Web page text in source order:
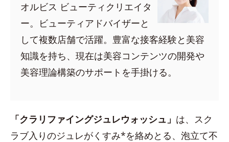
オルビス ビューティクリエイタ
ー。ビューティアドバイザーと
して複数店舗で活躍。豊富な接客経験と美容
知識を持ち、現在は美容コンテンツの開発や
美容理論構築のサポートを手掛ける。
「クラリファイングジュレウォッシュ」 は、スク
ラブ入りのジュレがくすみ*を絡めとる、泡立て不